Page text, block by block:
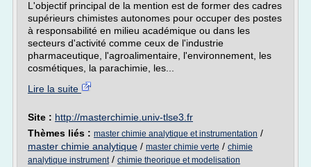
L'objectif principal de la mention est de former des cadres
supérieurs chimistes autonomes pour occuper des postes
à responsabilité en milieu académique ou dans les
secteurs d'activité comme ceux de l'industrie
pharmaceutique, l'agroalimentaire, l'environnement, les
cosmétiques, la parachimie, les...
Lire la suite
Site : http://masterchimie.univ-tlse3.fr
Thèmes liés : master chimie analytique et instrumentation /
master chimie analytique / master chimie verte / chimie
analytique instrument/ chimie theorique et modelisation